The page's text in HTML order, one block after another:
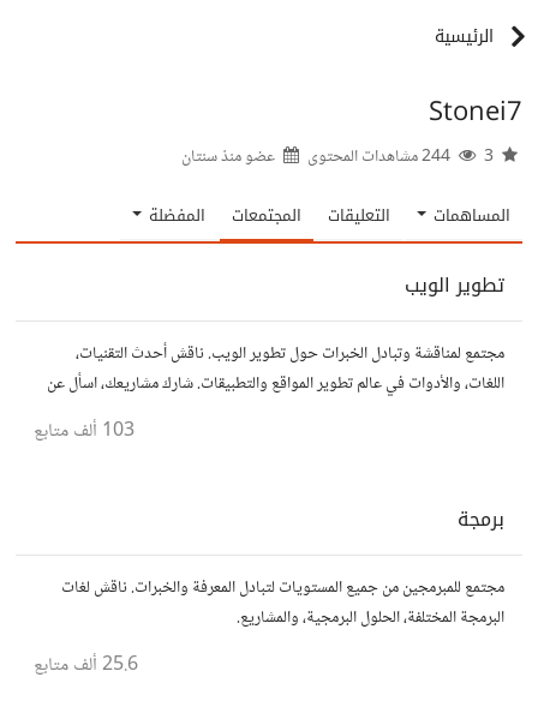
الرئيسية
Stonei7
عضو منذسنتان
المساهمات التعليقات المجتمعات المفضلة
تطوير الويب
مجتمع لمناقشة وتبادل الخبرات حول تطوير الويب. ناقش أحدث التقنيات،
اللغات، والأدوات في عالم تطوير المواقع والتطبيقات. شارك مشاريعك، اسأل عن
103 ألف متابع
برمجة
مجتمع للمبرمجين من جميع المستويات لتبادل المعرفة والخبرات. ناقش لغات
البرمجة المختلفة، الحلول البرمجية، والمشاريع.
25.6 ألف متابع